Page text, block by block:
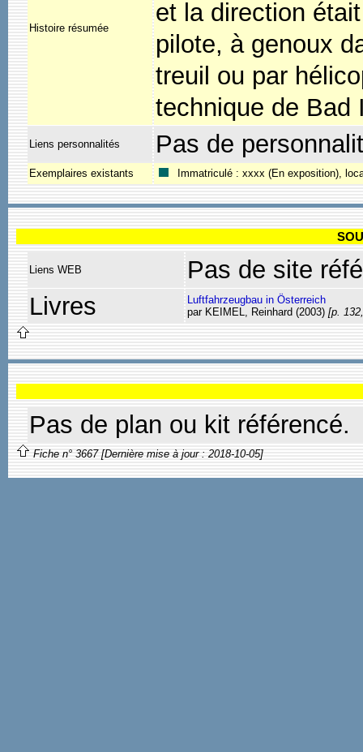
Histoire résumée
et la direction
pilote, à genoux
treuil ou par
technique de Bad
Liens personnalités Pas de
Exemplaires existants Immatriculé : xxxx (En exposition),
Liens WEB
Pas de site
Livres
Luftfahrzeugbau in Österreich
par KEIMEL, Reinhard (2003) [p.
Pas de plan ou kit référencé.
Fiche n° 3667 [Dernière mise à jour : 2018-10-05]